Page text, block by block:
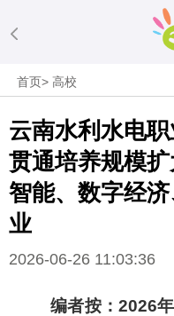
首页>高校
云南水利水电
贯通培养规模
智能、数字经
业
2026-06-26 11:03:36
编者按：2026